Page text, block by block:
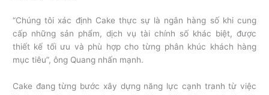
“Chúng tôi xác định Cake thực sự là ngân hàng số khi cung
cấp những sản phẩm, dịch vụ tài chính số khác biệt, được
thiết kế tối ưu và phù hợp cho từng phân khúc khách hàng
mục tiêu”, ông Quang nhấn mạnh.
Cake đang từng bước xây dựng năng lực cạnh tranh từ việc